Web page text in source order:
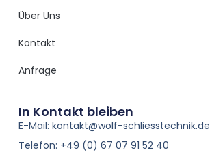
In Kontakt bleiben
E-Mail: kontakt@wolf-schliesstechnik.de
Telefon: +49 (0) 67 07 91 52 40
Über Uns
Kontakt
Anfrage